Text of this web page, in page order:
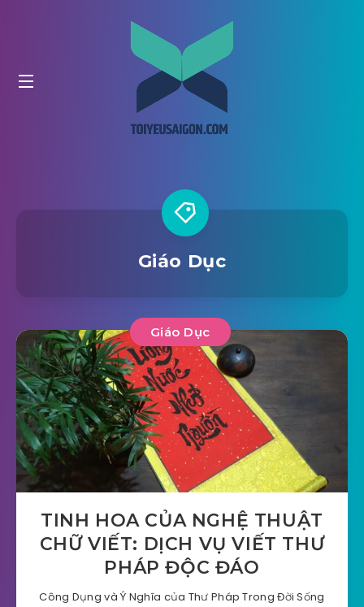
Giáo Dục
Giáo Dục
TINH HOA CỦA NGHỆ THUẬT
CHỮ VIẾT: DỊCH VỤ VIẾT THƯ
PHÁP ĐỘC ĐÁO
Công Dụng và Ý Nghĩa của Thư Pháp Trong Đời Sống